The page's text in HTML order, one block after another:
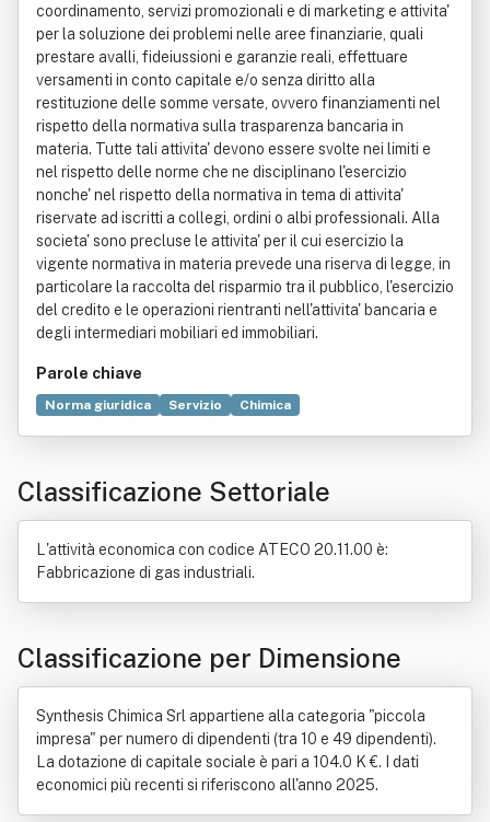
coordinamento, servizi promozionali e di marketing e attivita'
per la soluzione dei problemi nelle aree finanziarie, quali
prestare avalli, fideiussioni e garanzie reali, effettuare
versamenti in conto capitale e/o senza diritto alla
restituzione delle somme versate, ovvero finanziamenti nel
rispetto della normativa sulla trasparenza bancaria in
materia. Tutte tali attivita' devono essere svolte nei limiti e
nel rispetto delle norme che ne disciplinano l'esercizio
nonche' nel rispetto della normativa in tema di attivita'
riservate ad iscritti a collegi, ordini o albi professionali. Alla
societa' sono precluse le attivita' per il cui esercizio la
vigente normativa in materia prevede una riserva di legge, in
particolare la raccolta del risparmio tra il pubblico, l'esercizio
del credito e le operazioni rientranti nell'attivita' bancaria e
degli intermediari mobiliari ed immobiliari.
Parole chiave
Norma giuridica Servizio
Chimica
Italia
Marketing
Classificazione Settoriale
L'attività economica con codice ATECO 20.11.00 è:
Fabbricazione di gas industriali.
Classificazione per Dimensione
Synthesis Chimica Srl appartiene alla categoria "piccola
impresa" per numero di dipendenti (tra 10 e 49 dipendenti).
La dotazione di capitale sociale è pari a 104.0 K €. I dati
economici più recenti si riferiscono all'anno 2025.